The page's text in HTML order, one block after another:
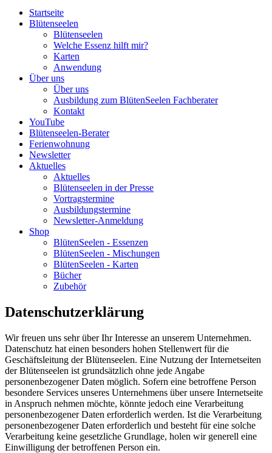
Startseite
Blütenseelen
Blütenseelen
Welche Essenz hilft mir?
Karten
Anwendung
Über uns
Über uns
Ausbildung zum BlütenSeelen Fachberater
Kontakt
YouTube
Blütenseelen-Berater
Ferienwohnung
Newsletter
Aktuelles
Aktuelles
Blütenseelen in der Presse
Vortragstermine
Ausbildungstermine
Newsletter-Anmeldung
Shop
BlütenSeelen - Essenzen
BlütenSeelen - Mischungen
BlütenSeelen - Karten
Bücher
Zubehör
Datenschutzerklärung
Wir freuen uns sehr über Ihr Interesse an unserem Unternehmen.
Datenschutz hat einen besonders hohen Stellenwert für die
Geschäftsleitung der Blütenseelen. Eine Nutzung der Internetseiten
der Blütenseelen ist grundsätzlich ohne jede Angabe
personenbezogener Daten möglich. Sofern eine betroffene Person
besondere Services unseres Unternehmens über unsere Internetseite
in Anspruch nehmen möchte, könnte jedoch eine Verarbeitung
personenbezogener Daten erforderlich werden. Ist die Verarbeitung
personenbezogener Daten erforderlich und besteht für eine solche
Verarbeitung keine gesetzliche Grundlage, holen wir generell eine
Einwilligung der betroffenen Person ein.